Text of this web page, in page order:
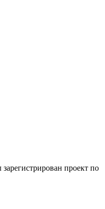
проект по